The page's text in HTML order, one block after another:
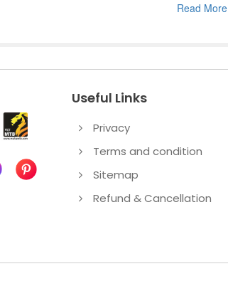
Read More
Useful Links
Privacy
Terms and condition
Sitemap
Refund & Cancellation